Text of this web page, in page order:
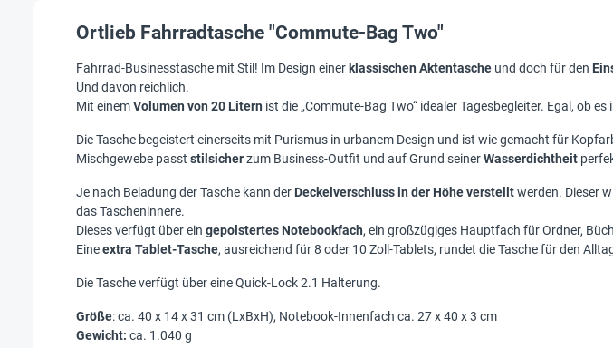
Ortlieb Fahrradtasche "Commute-Bag Two"
Fahrrad-Businesstasche mit Stil! Im Design einer klassischen Aktentasche und doch für den
Und davon reichlich.
Mit einemVolumen von 20 Litern ist die „Commute-Bag Two“ idealer Tagesbegleiter. Egal, ob
Die Tasche begeistert einerseits mit Purismus in urbanem Design und ist wie gemacht für
Mischgewebe passt stilsicherzum Business-Outfit und auf Grund seinerWasserdichtheit
Je nach Beladung der Tasche kann der Deckelverschluss in der Höhe verstelltwerden. Dieser
das Tascheninnere.
Dieses verfügt über ein gepolstertes Notebookfach, ein großzügiges Hauptfach für Ordner,
Eineextra Tablet-Tasche, ausreichend für 8 oder 10 Zoll-Tablets, rundet die Tasche für den
Die Tasche verfügt über eine Quick-Lock 2.1 Halterung.
Größe: ca. 40 x 14 x 31 cm (LxBxH), Notebook-Innenfach ca. 27 x 40 x 3 cm
Gewicht: ca. 1.040 g